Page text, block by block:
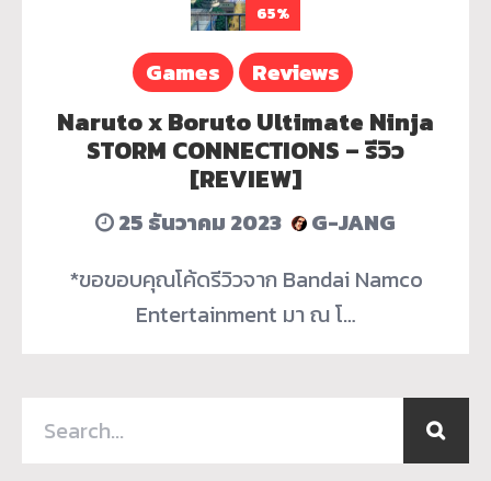
65%
Games Reviews
Naruto x Boruto Ultimate Ninja
STORM CONNECTIONS – รีวิว
[REVIEW]
25 ธันวาคม 2023
G-JANG
*ขอขอบคุณโค้ดรีวิวจาก Bandai Namco
Entertainment มา ณ โ…